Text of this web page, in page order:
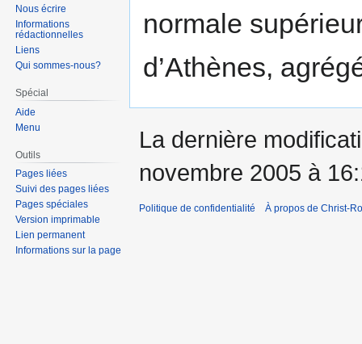
normale
d’Athènes,
Nous écrire
Informations
rédactionnelles
Liens
Qui sommes-nous?
Spécial
Aide
Menu
Outils
Pages liées
Suivi des pages liées
Pages spéciales
Version imprimable
Lien permanent
Informations sur la page
La dernière
novembre 2005 à
Politique de confidentialité À propos de Christ-